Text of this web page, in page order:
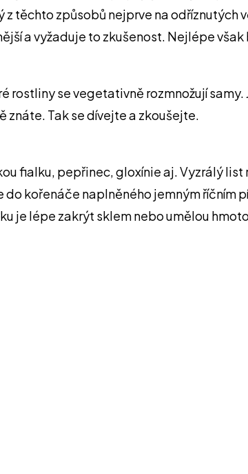
těchto způsobů nejprve na odříznutých
a vyžaduje to zkušenost. Nejlépe
se vegetativně rozmnožují
znáte. Tak se dívejte a zkoušejte.
fialku, pepřinec, gloxínie aj. Vyzrálý
kořenáče naplněného jemným říčním
je lépe zakrýt sklem nebo umělou